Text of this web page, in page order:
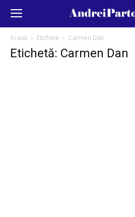
Acasă Etichete Carmen Dan
Etichetă: Carmen Dan